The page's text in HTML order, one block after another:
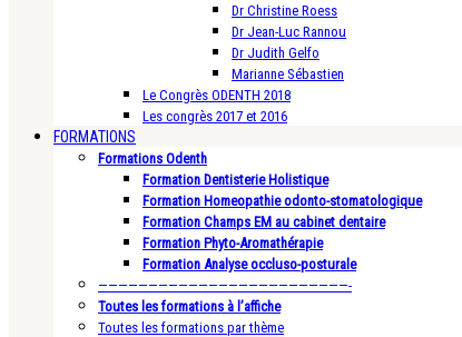
Dr Christine Roess
Dr Jean-Luc Rannou
Dr Judith Gelfo
Marianne Sébastien
Le Congrès ODENTH 2018
Les congrès 2017 et 2016
FORMATIONS
Formations Odenth
Formation Dentisterie Holistique
Formation Homeopathie odonto-stomatologique
Formation Champs EM au cabinet dentaire
Formation Phyto-Aromathérapie
Formation Analyse occluso-posturale
—————————————————————————-
Toutes les formations à l’affiche
Toutes les formations par thème